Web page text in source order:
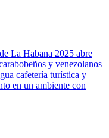
La Habana 2025 abre
y venezolanos
cafetería turística y
en un ambiente con